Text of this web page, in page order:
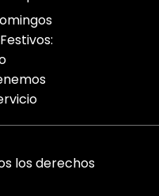
los derechos